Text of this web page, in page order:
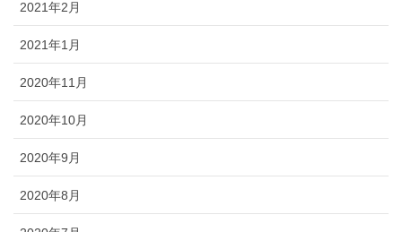
2021年2月
2021年1月
2020年11月
2020年10月
2020年9月
2020年8月